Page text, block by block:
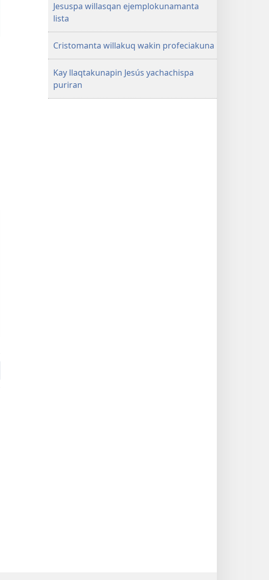
Jesuspa willasqan ejemplokunamanta
lista
Cristomanta willakuq wakin profeciakuna
Kay llaqtakunapin Jesús yachachispa
puriran